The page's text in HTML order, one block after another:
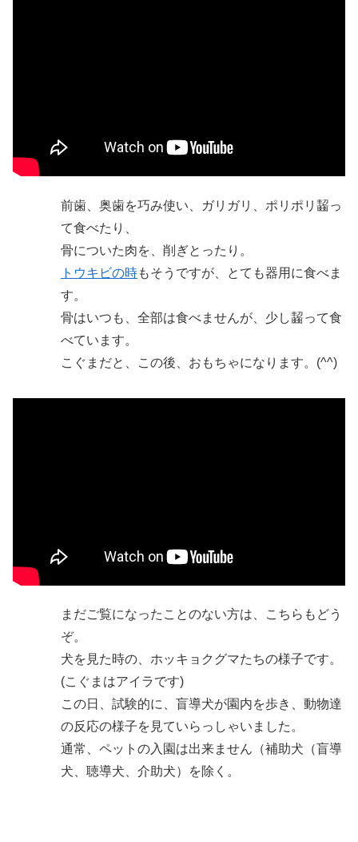
前歯、奥歯を巧み使い、ガリガリ、ポリポリ齧っ
て食べたり、
骨についた肉を、削ぎとったり。
トウキビの時もそうですが、とても器用に食べま
す。
骨はいつも、全部は食べませんが、少し齧って食
べています。
こぐまだと、この後、おもちゃになります。(^^)
まだご覧になったことのない方は、こちらもどう
ぞ。
犬を見た時の、ホッキョクグマたちの様子です。
(こぐまはアイラです)
この日、試験的に、盲導犬が園内を歩き、動物達
の反応の様子を見ていらっしゃいました。
通常、ペットの入園は出来ません（補助犬（盲導
犬、聴導犬、介助犬）を除く。